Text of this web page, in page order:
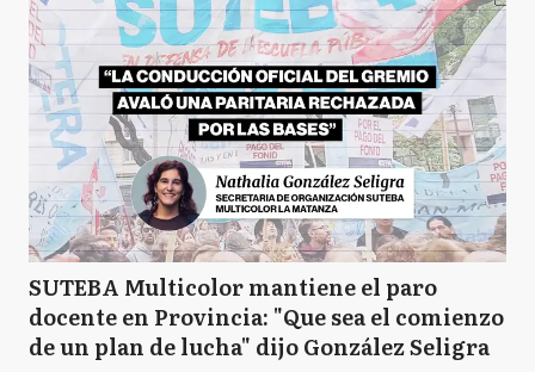
SUTEBA Multicolor mantiene el paro
docente en Provincia: "Que sea el comienzo
de un plan de lucha" dijo González Seligra